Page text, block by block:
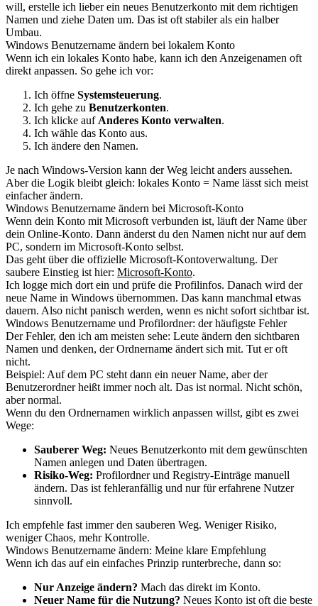
will, erstelle ich lieber ein neues Benutzerkonto mit dem richtigen
Namen und ziehe Daten um. Das ist oft stabiler als ein halber
Umbau.
Windows Benutzername ändern bei lokalem Konto
Wenn ich ein lokales Konto habe, kann ich den Anzeigenamen oft
direkt anpassen. So gehe ich vor:
Ich öffne Systemsteuerung.
Ich gehe zu Benutzerkonten.
Ich klicke auf Anderes Konto verwalten.
Ich wähle das Konto aus.
Ich ändere den Namen.
Je nach Windows-Version kann der Weg leicht anders aussehen.
Aber die Logik bleibt gleich: lokales Konto = Name lässt sich meist
einfacher ändern.
Windows Benutzername ändern bei Microsoft-Konto
Wenn dein Konto mit Microsoft verbunden ist, läuft der Name über
dein Online-Konto. Dann änderst du den Namen nicht nur auf dem
PC, sondern im Microsoft-Konto selbst.
Das geht über die offizielle Microsoft-Kontoverwaltung. Der
saubere Einstieg ist hier: Microsoft-Konto.
Ich logge mich dort ein und prüfe die Profilinfos. Danach wird der
neue Name in Windows übernommen. Das kann manchmal etwas
dauern. Also nicht panisch werden, wenn es nicht sofort sichtbar ist.
Windows Benutzername und Profilordner: der häufigste Fehler
Der Fehler, den ich am meisten sehe: Leute ändern den sichtbaren
Namen und denken, der Ordnername ändert sich mit. Tut er oft
nicht.
Beispiel: Auf dem PC steht dann ein neuer Name, aber der
Benutzerordner heißt immer noch alt. Das ist normal. Nicht schön,
aber normal.
Wenn du den Ordnernamen wirklich anpassen willst, gibt es zwei
Wege:
Sauberer Weg: Neues Benutzerkonto mit dem gewünschten
Namen anlegen und Daten übertragen.
Risiko-Weg: Profilordner und Registry-Einträge manuell
ändern. Das ist fehleranfällig und nur für erfahrene Nutzer
sinnvoll.
Ich empfehle fast immer den sauberen Weg. Weniger Risiko,
weniger Chaos, mehr Kontrolle.
Windows Benutzername ändern: Meine klare Empfehlung
Wenn ich das auf ein einfaches Prinzip runterbreche, dann so:
Nur Anzeige ändern? Mach das direkt im Konto.
Neuer Name für die Nutzung? Neues Konto ist oft die beste